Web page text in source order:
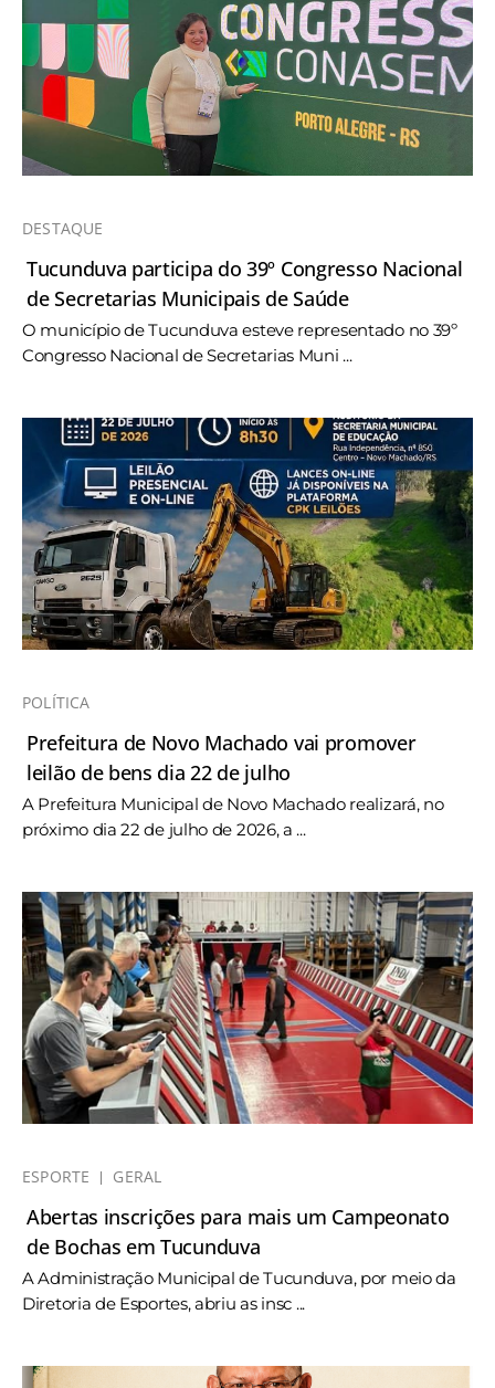
DESTAQUE
Tucunduva participa do 39º Congresso Nacional
de Secretarias Municipais de Saúde
O município de Tucunduva esteve representado no 39º
Congresso Nacional de Secretarias Muni ...
POLÍTICA
Prefeitura de Novo Machado vai promover
leilão de bens dia 22 de julho
A Prefeitura Municipal de Novo Machado realizará, no
próximo dia 22 de julho de 2026, a ...
ESPORTE GERAL
Abertas inscrições para mais um Campeonato
de Bochas em Tucunduva
A Administração Municipal de Tucunduva, por meio da
Diretoria de Esportes, abriu as insc ...